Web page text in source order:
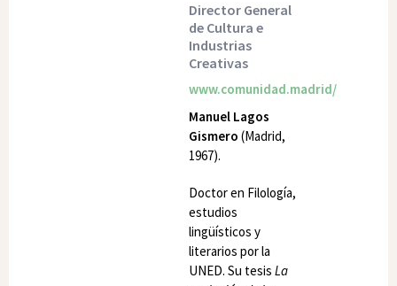
Director General
de Cultura e
Industrias
Creativas
www.comunidad.madrid/
Manuel Lagos
Gismero (Madrid,
1967).
Doctor en Filología,
estudios
lingüísticos y
literarios por la
UNED. Su tesis La